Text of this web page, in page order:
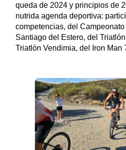
queda de 2024 y principios de
nutrida agenda deportiva:
competencias, del
Santiago del Estero, del
Triatlón Vendimia, del Iron Man